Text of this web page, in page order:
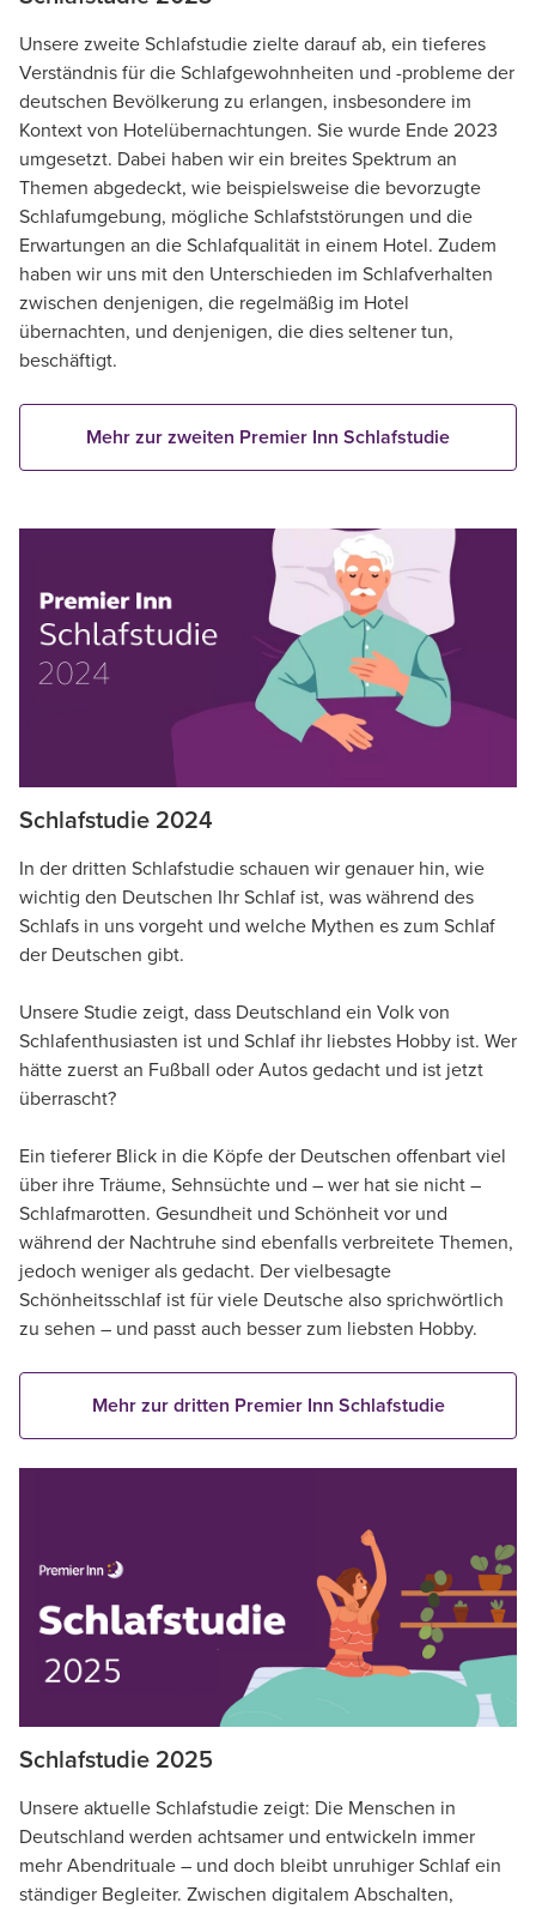
Unsere zweite Schlafstudie zielte darauf ab, ein tieferes
Verständnis für die Schlafgewohnheiten und -probleme der
deutschen Bevölkerung zu erlangen, insbesondere im
Kontext von Hotelübernachtungen. Sie wurde Ende 2023
umgesetzt. Dabei haben wir ein breites Spektrum an
Themen abgedeckt, wie beispielsweise die bevorzugte
Schlafumgebung, mögliche Schlafststörungen und die
Erwartungen an die Schlafqualität in einem Hotel. Zudem
haben wir uns mit den Unterschieden im Schlafverhalten
zwischen denjenigen, die regelmäßig im Hotel
übernachten, und denjenigen, die dies seltener tun,
beschäftigt.
Mehr zur zweiten Premier Inn Schlafstudie
Schlafstudie 2024
In der dritten Schlafstudie schauen wir genauer hin, wie
wichtig den Deutschen Ihr Schlaf ist, was während des
Schlafs in uns vorgeht und welche Mythen es zum Schlaf
der Deutschen gibt.
Unsere Studie zeigt, dass Deutschland ein Volk von
Schlafenthusiasten ist und Schlaf ihr liebstes Hobby ist. Wer
hätte zuerst an Fußball oder Autos gedacht und ist jetzt
überrascht?
Ein tieferer Blick in die Köpfe der Deutschen offenbart viel
über ihre Träume, Sehnsüchte und – wer hat sie nicht –
Schlafmarotten. Gesundheit und Schönheit vor und
während der Nachtruhe sind ebenfalls verbreitete Themen,
jedoch weniger als gedacht. Der vielbesagte
Schönheitsschlaf ist für viele Deutsche also sprichwörtlich
zu sehen – und passt auch besser zum liebsten Hobby.
Mehr zur dritten Premier Inn Schlafstudie
Schlafstudie 2025
Unsere aktuelle Schlafstudie zeigt: Die Menschen in
Deutschland werden achtsamer und entwickeln immer
mehr Abendrituale – und doch bleibt unruhiger Schlaf ein
ständiger Begleiter. Zwischen digitalem Abschalten,